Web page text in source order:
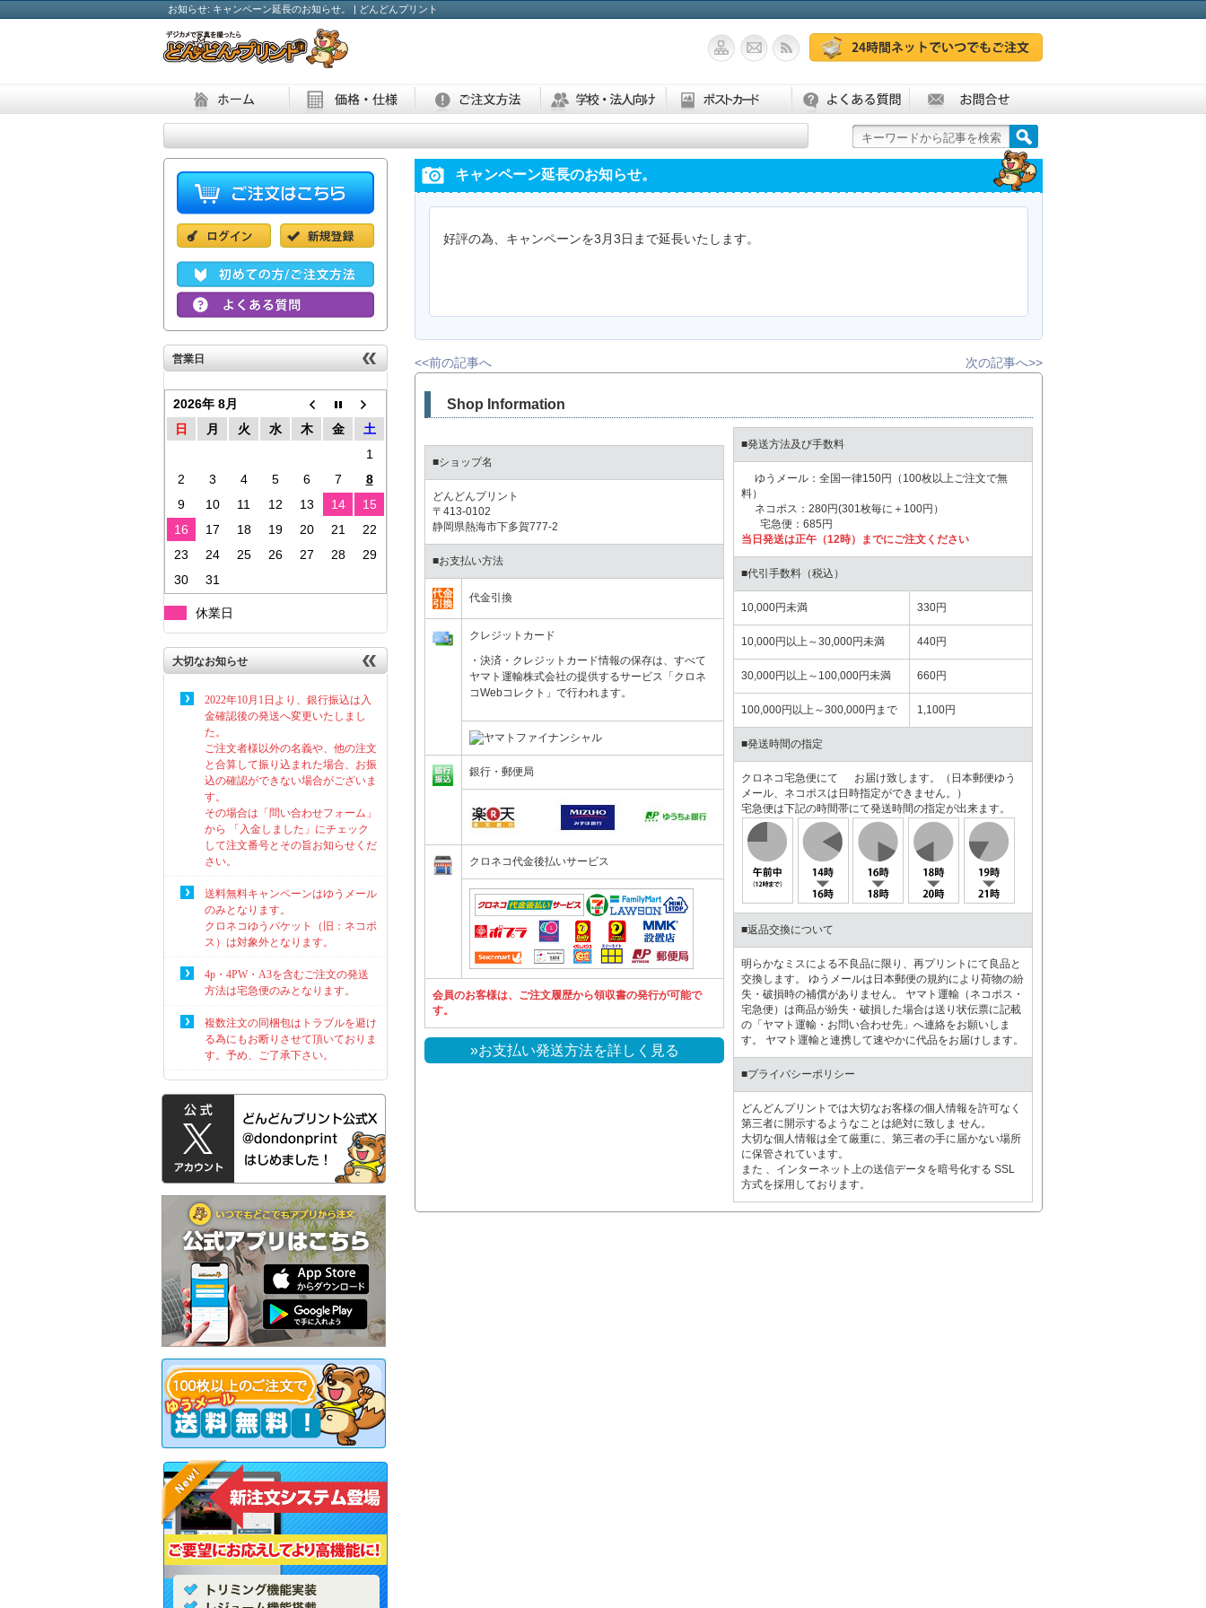
お知らせ: キャンペーン延長のお知らせ。 | どんどんプリント
キャンペーン延長のお知らせ。
好評の為、キャンペーンを3月3日まで延長いたします。
<<前の記事へ 次の記事へ>>
Shop Information
■ショップ名
どんどんプリント
〒413-0102
静岡県熱海市下多賀777-2
■お支払い方法
代金引換
クレジットカード
・決済・クレジットカード情報の保存は、すべて
ヤマト運輸株式会社の提供するサービス「クロネ
コWebコレクト」で行われます。
銀行・郵便局
クロネコ代金後払いサービス
会員のお客様は、ご注文履歴から領収書の発行が可能で
す。
»お支払い発送方法を詳しく見る
■発送方法及び手数料
ゆうメール：全国一律150円（100枚以上ご注文で無
料）
ネコポス：280円(301枚毎に＋100円）
宅急便：685円
当日発送は正午（12時）までにご注文ください
■代引手数料（税込）
10,000円未満 330円
10,000円以上～30,000円未満 440円
30,000円以上～100,000円未満 660円
100,000円以上～300,000円まで 1,100円
■発送時間の指定
クロネコ宅急便にて お届け致します。（日本郵便ゆう
メール、ネコポスは日時指定ができません。）
宅急便は下記の時間帯にて発送時間の指定が出来ます。
■返品交換について
明らかなミスによる不良品に限り、再プリントにて良品と
交換します。 ゆうメールは日本郵便の規約により荷物の紛
失・破損時の補償がありません。 ヤマト運輸（ネコポス・
宅急便）は商品が紛失・破損した場合は送り状伝票に記載
の「ヤマト運輸・お問い合わせ先」へ連絡をお願いしま
す。 ヤマト運輸と連携して速やかに代品をお届けします。
■プライバシーポリシー
どんどんプリントでは大切なお客様の個人情報を許可なく
第三者に開示するようなことは絶対に致しま せん。
大切な個人情報は全て厳重に、第三者の手に届かない場所
に保管されています。
また 、インターネット上の送信データを暗号化する SSL
方式を採用しております。
営業日
2026年 8月
日
月 火 水 木 金
土
1
2
3 4 5 6 7
8
9
10 11 12 13 14
15
16
17 18 19 20 21
22
23
24 25 26 27 28
29
30
31
休業日
大切なお知らせ
2022年10月1日より、銀行振込は入
金確認後の発送へ変更いたしまし
た。
ご注文者様以外の名義や、他の注文
と合算して振り込まれた場合、お振
込の確認ができない場合がございま
す。
その場合は「問い合わせフォーム」
から 「入金しました」にチェック
して注文番号とその旨お知らせくだ
さい。
送料無料キャンペーンはゆうメール
のみとなります。
クロネコゆうパケット（旧：ネコポ
ス）は対象外となります。
4p・4PW・A3を含むご注文の発送
方法は宅急便のみとなります。
複数注文の同梱包はトラブルを避け
る為にもお断りさせて頂いておりま
す。予め、ご了承下さい。